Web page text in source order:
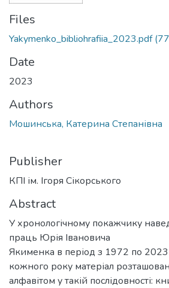
Files
Yakymenko_bibliohrafiia_2023.pdf
Date
2023
Authors
Мошинська, Катерина Степанівна
Publisher
КПІ ім. Ігоря Сікорського
Abstract
У хронологічному покажчику
праць Юрія Івановича
Якименка в період з 1972 по
кожного року матеріал
алфавітом у такій послідовності: